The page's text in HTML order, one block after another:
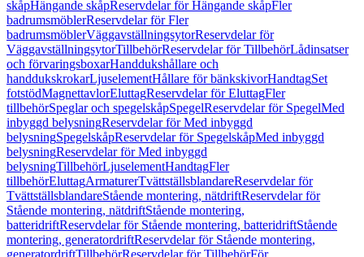
skåpHängande skåpReservdelar för Hängande skåpFler
badrumsmöblerReservdelar för Fler
badrumsmöblerVäggavställningsytorReservdelar för
VäggavställningsytorTillbehörReservdelar för TillbehörLådinsatser
och förvaringsboxarHanddukshållare och
handdukskrokarLjuselementHållare för bänkskivorHandtagSet
fotstödMagnettavlorEluttagReservdelar för EluttagFler
tillbehörSpeglar och spegelskåpSpegelReservdelar för SpegelMed
inbyggd belysningReservdelar för Med inbyggd
belysningSpegelskåpReservdelar för SpegelskåpMed inbyggd
belysningReservdelar för Med inbyggd
belysningTillbehörLjuselementHandtagFler
tillbehörEluttagArmaturerTvättställsblandareReservdelar för
TvättställsblandareStående montering, nätdriftReservdelar för
Stående montering, nätdriftStående montering,
batteridriftReservdelar för Stående montering, batteridriftStående
montering, generatordriftReservdelar för Stående montering,
generatordriftTillbehörReservdelar för TillbehörFör